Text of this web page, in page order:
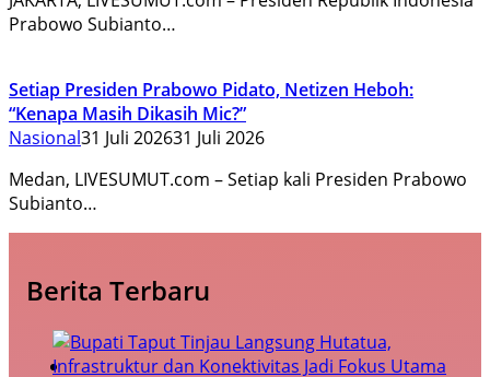
Prabowo Subianto…
Setiap Presiden Prabowo Pidato, Netizen Heboh:
“Kenapa Masih Dikasih Mic?”
Nasional31 Juli 202631 Juli 2026
Medan, LIVESUMUT.com – Setiap kali Presiden Prabowo
Subianto…
Berita Terbaru